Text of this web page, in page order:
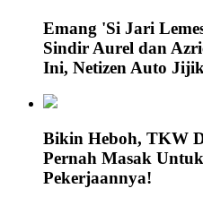
Emang 'Si Jari
Sindir Aurel dan
Ini, Netizen Auto
Bikin Heboh, TKW
Pernah Masak
Pekerjaannya!